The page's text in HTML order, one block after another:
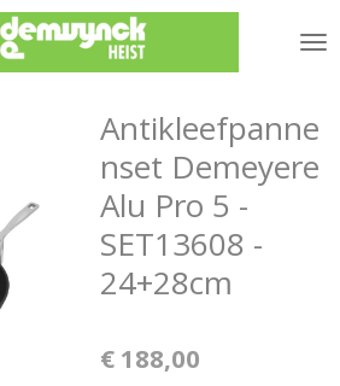
Antikleefpanne
nset Demeyere
Alu Pro 5 -
SET13608 -
24+28cm
€ 188,00